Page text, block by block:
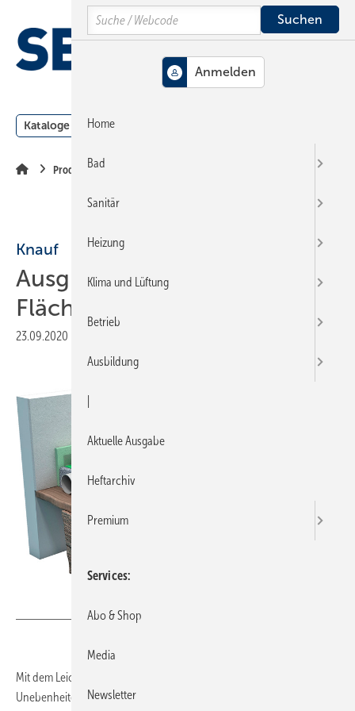
Hauptinhalt
Hauptmenü
SiteSearch
Kataloge Meldungen
Produkte
Knauf
Ausgleich unter
Flächenheizungen
23.09.2020
Mit dem Leichtausgleichmörtel Knauf S 400 Sprint lassen sich
Unebenheiten sowie auf Rohböden verlegte Kabel und Rohrleitungen
Search
Home
Bad
Sanitär
Heizung
Klima und Lüftung
Betrieb
Ausbildung
Aktuelle Ausgabe
Heftarchiv
Premium
Services
Abo & Shop
Media
Newsletter